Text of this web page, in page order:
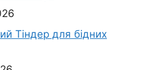
Тіндер для бідних